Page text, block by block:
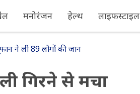
मनोरंजन हेल्थ लाइफस्टाइल
ने ली 89 लोगों की जान
गिरने से मचा